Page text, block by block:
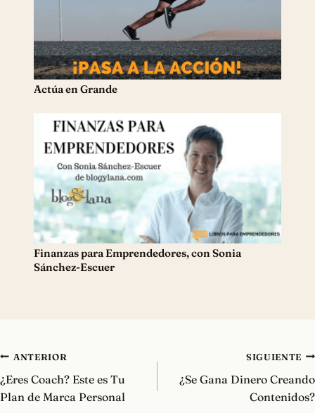
Actúa en Grande
Finanzas para Emprendedores, con Sonia
Sánchez-Escuer
Navegación
de
entradas
ANTERIOR
¿Eres Coach? Este es Tu
Plan de Marca Personal
SIGUIENTE
¿Se Gana Dinero Creando
Contenidos?